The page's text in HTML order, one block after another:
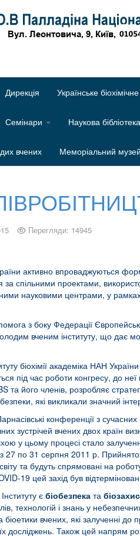
Дирекція Українське
Семінари Наукова бібліотека
вчених Меморіальний
Перегляди: 14945
активно впроваджуються
спільними проектами,
науковими центрами, у
з боку Федерації
вченим інституту, що дає
біохімії академіка НАН
під час роботи конгресу, до неї
та його членів, розробляє
які викликали значний
конференції з
зустрічей вчених двох
у цьому процесі стало
по 31 серпня 2011 р.
та будуть спрямовані на
19 цей захід був
є біобезпека та
технологій і знань у
біоетики вчених, які
досліджень. Також цей напрям